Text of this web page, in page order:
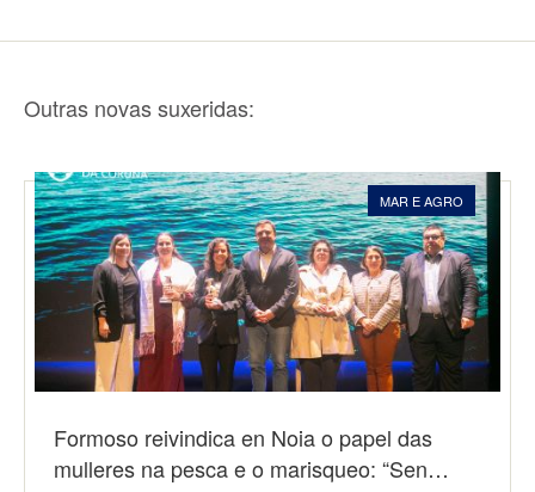
Outras novas suxeridas:
MAR E AGRO
Formoso reivindica en Noia o papel das
mulleres na pesca e o marisqueo: “Sen…